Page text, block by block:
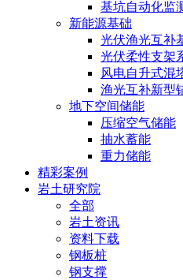
基坑自动化监
新能源基础
光伏渔光互补
光伏柔性支架
风电自升式混
渔光互补新型
地下空间储能
压缩空气储能
抽水蓄能
重力储能
精彩案例
岩土研究院
全部
岩土资讯
资料下载
钢板桩
钢支撑